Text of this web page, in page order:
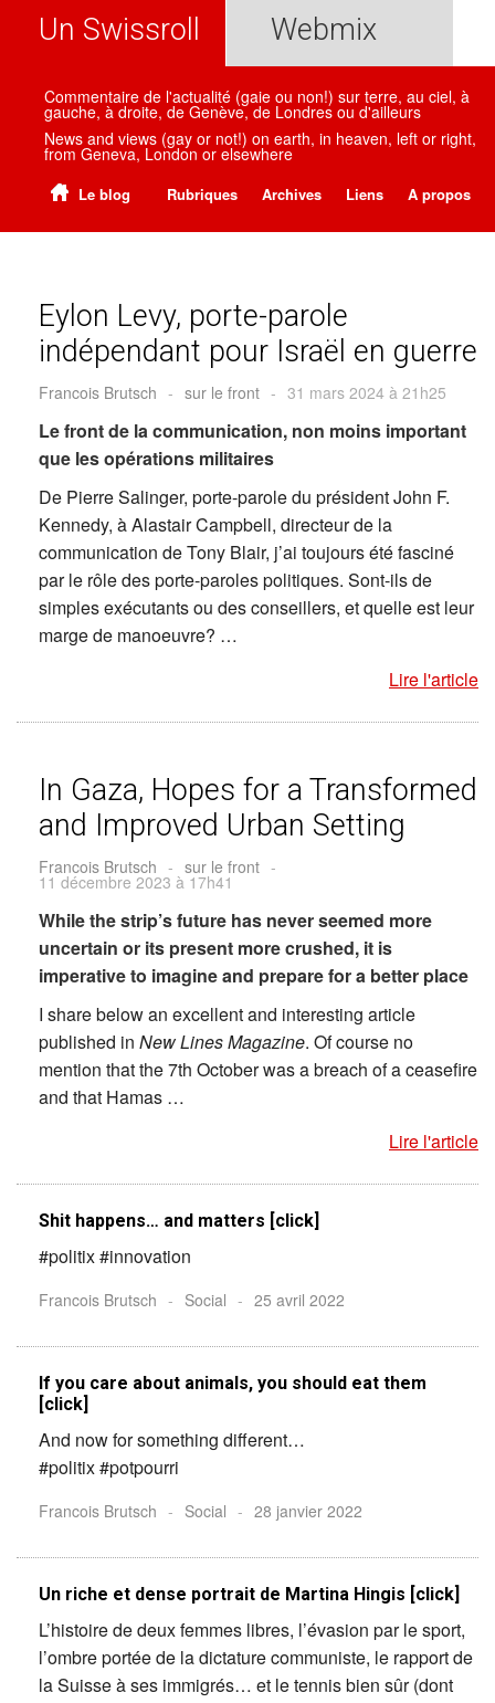
Un Swissroll Webmix
Commentaire de l'actualité (gaie ou non!) sur terre, au ciel, à
gauche, à droite, de Genève, de Londres ou d'ailleurs
News and views (gay or not!) on earth, in heaven, left or right,
from Geneva, London or elsewhere
Le blog Rubriques Archives Liens A propos
Eylon Levy, porte-parole
indépendant pour Israël en guerre
Francois Brutsch - sur le front - 31 mars 2024 à 21h25
Le front de la communication, non moins important
que les opérations militaires
De Pierre Salinger, porte-parole du président John F.
Kennedy, à Alastair Campbell, directeur de la
communication de Tony Blair, j’ai toujours été fasciné
par le rôle des porte-paroles politiques. Sont-ils de
simples exécutants ou des conseillers, et quelle est leur
marge de manoeuvre? …
Lire l'article
In Gaza, Hopes for a Transformed
and Improved Urban Setting
Francois Brutsch - sur le front -
11 décembre 2023 à 17h41
While the strip’s future has never seemed more
uncertain or its present more crushed, it is
imperative to imagine and prepare for a better place
I share below an excellent and interesting article
published in New Lines Magazine. Of course no
mention that the 7th October was a breach of a ceasefire
and that Hamas …
Lire l'article
Shit happens… and matters [click]
#politix #innovation
Francois Brutsch - Social - 25 avril 2022
If you care about animals, you should eat them
[click]
And now for something different…
#politix #potpourri
Francois Brutsch - Social - 28 janvier 2022
Un riche et dense portrait de Martina Hingis [click]
L’histoire de deux femmes libres, l’évasion par le sport,
l’ombre portée de la dictature communiste, le rapport de
la Suisse à ses immigrés… et le tennis bien sûr (dont